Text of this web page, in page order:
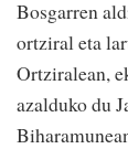
Bosgarren
ortziral eta
Ortziralean,
azalduko du